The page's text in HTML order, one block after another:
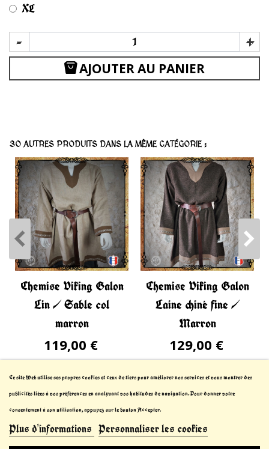
XL
- +
AJOUTER AU PANIER
30 AUTRES PRODUITS DANS LA MÊME CATÉGORIE :
Chemise Viking Galon
Lin / Sable col
marron
119,00 €
Chemise Viking Galon
Laine chiné fine /
Marron
129,00 €
Ce site Web utilise ses propres cookies et ceux de tiers pour améliorer nos services et vous montrer des
publicités liées à vos préférences en analysant vos habitudes de navigation. Pour donner votre
consentement à son utilisation, appuyez sur le bouton Accepter.
Plus d'informations Personnaliser les cookies